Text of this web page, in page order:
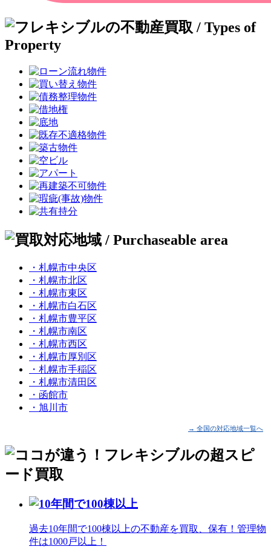
・札幌市中央区
・札幌市北区
・札幌市東区
・札幌市白石区
・札幌市豊平区
・札幌市南区
・札幌市西区
・札幌市厚別区
・札幌市手稲区
・札幌市清田区
・函館市
・旭川市
→ 全国の対応地域一覧へ
過去10年間で100棟以上の不動産を買取、保有！管理物
件は1000戸以上！